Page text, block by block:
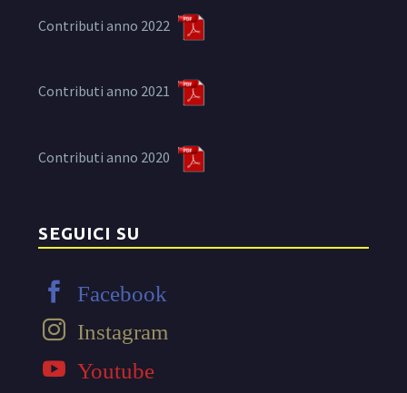
Contributi anno 2022
Contributi anno 2021
Contributi anno 2020
SEGUICI SU
Facebook
Instagram
Youtube